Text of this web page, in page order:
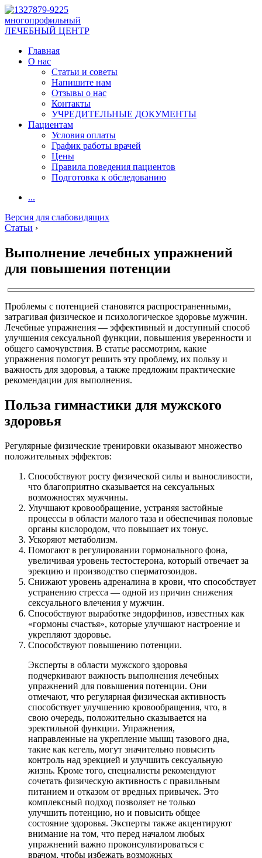
многопрофильный
ЛЕЧЕБНЫЙ ЦЕНТР
Главная
О нас
Статьи и советы
Напишите нам
Отзывы о нас
Контакты
УЧРЕДИТЕЛЬНЫЕ ДОКУМЕНТЫ
Пациентам
Условия оплаты
График работы врачей
Цены
Правила поведения пациентов
Подготовка к обследованию
...
Версия для слабовидящих
Статьи ›
Выполнение лечебных упражнений
для повышения потенции
Проблемы с потенцией становятся распространенными,
затрагивая физическое и психологическое здоровье мужчин.
Лечебные упражнения — эффективный и доступный способ
улучшения сексуальной функции, повышения уверенности и
общего самочувствия. В статье рассмотрим, какие
упражнения помогут решить эту проблему, их пользу и
важность для здоровья, а также предложим практические
рекомендации для выполнения.
Польза гимнастики для мужского
здоровья
Регулярные физические тренировки оказывают множество
положительных эффектов:
Способствуют росту физической силы и выносливости,
что благоприятно сказывается на сексуальных
возможностях мужчины.
Улучшают кровообращение, устраняя застойные
процессы в области малого таза и обеспечивая половые
органы кислородом, что повышает их тонус.
Ускоряют метаболизм.
Помогают в регулировании гормонального фона,
увеличивая уровень тестостерона, который отвечает за
эрекцию и производство сперматозоидов.
Снижают уровень адреналина в крови, что способствует
устранению стресса — одной из причин снижения
сексуального влечения у мужчин.
Способствуют выработке эндорфинов, известных как
«гормоны счастья», которые улучшают настроение и
укрепляют здоровье.
Способствуют повышению потенции.
Эксперты в области мужского здоровья
подчеркивают важность выполнения лечебных
упражнений для повышения потенции. Они
отмечают, что регулярная физическая активность
способствует улучшению кровообращения, что, в
свою очередь, положительно сказывается на
эректильной функции. Упражнения,
направленные на укрепление мышц тазового дна,
такие как кегель, могут значительно повысить
контроль над эрекцией и улучшить сексуальную
жизнь. Кроме того, специалисты рекомендуют
сочетать физическую активность с правильным
питанием и отказом от вредных привычек. Это
комплексный подход позволяет не только
улучшить потенцию, но и повысить общее
состояние здоровья. Эксперты также акцентируют
внимание на том, что перед началом любых
упражнений важно проконсультироваться с
врачом, чтобы избежать возможных